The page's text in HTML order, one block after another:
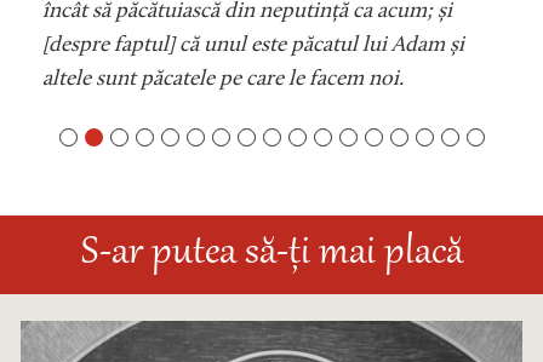
încât să păcătuiască din neputință ca acum; și
[despre faptul] că unul este păcatul lui Adam și
altele sunt păcatele pe care le facem noi.
S-ar putea să-ți mai placă